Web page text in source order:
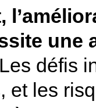
une
Les défis
et les